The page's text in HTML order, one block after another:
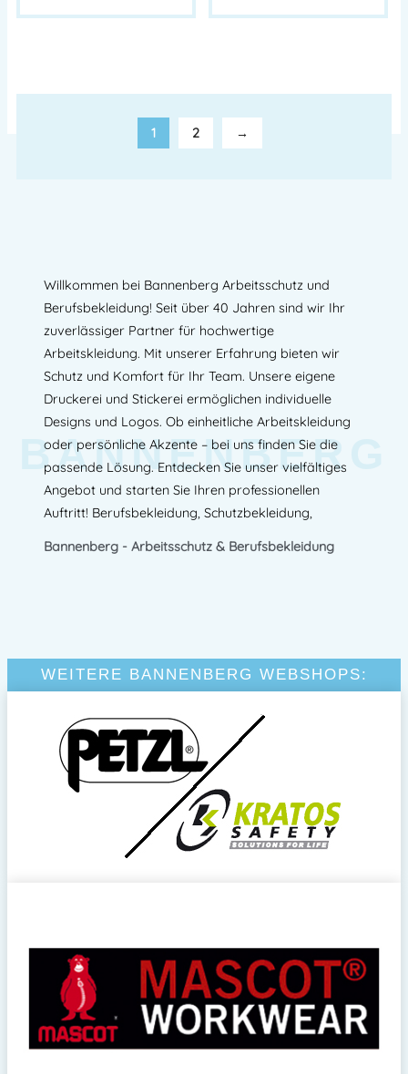
1 2 →
Willkommen bei Bannenberg Arbeitsschutz und
Berufsbekleidung! Seit über 40 Jahren sind wir Ihr
zuverlässiger Partner für hochwertige
Arbeitskleidung. Mit unserer Erfahrung bieten wir
Schutz und Komfort für Ihr Team. Unsere eigene
Druckerei und Stickerei ermöglichen individuelle
Designs und Logos. Ob einheitliche Arbeitskleidung
oder persönliche Akzente – bei uns finden Sie die
passende Lösung. Entdecken Sie unser vielfältiges
Angebot und starten Sie Ihren professionellen
Auftritt! Berufsbekleidung, Schutzbekleidung,
Bannenberg - Arbeitsschutz & Berufsbekleidung
BANNENBERG
WEITERE BANNENBERG WEBSHOPS: